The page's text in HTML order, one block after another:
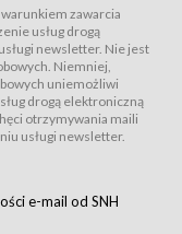
jest zobowiązany
oraz zamówienie
do tego formularza
dla wszystkich
postanowień Regulaminu
za
zawarcia
usług drogą
newsletter. Nie jest
Niemniej,
uniemożliwi
drogą elektroniczną
otrzymywania maili
usługi newsletter.
e-mail od SNH